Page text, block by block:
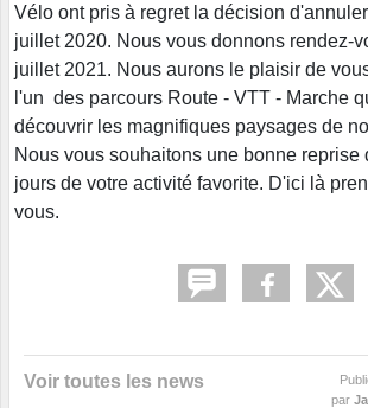
Vélo ont pris à regret la décision
juillet 2020. Nous vous donnons rendez-
juillet 2021. Nous aurons le plaisir de
l'un des parcours Route - VTT - Marche
découvrir les magnifiques paysages de
Nous vous souhaitons une bonne reprise
jours de votre activité favorite. D'ici là
vous.
Voir toutes les news
par